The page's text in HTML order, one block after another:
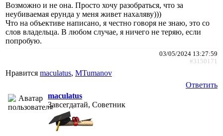
Возможно и не она. Просто хочу разобраться, что за
неубиваемая ерунда у меня живет нахаляву)))
Что на объективе написано, я честно говоря не знаю, это со
слов владельца. В любом случае, я ничего не теряю, если
попробую.
03/05/2024 13:27:59
#3150171
Нравится maculatus, MTumanov
Ответить
maculatus
Завсегдатай, Советник